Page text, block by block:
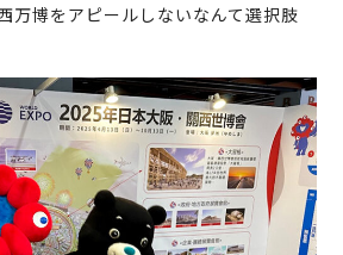
万博をアピールしないなんて選択肢